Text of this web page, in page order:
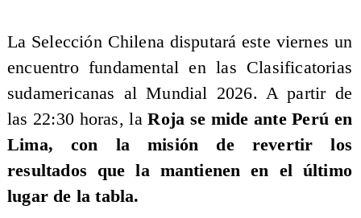
La Selección Chilena disputará este viernes un
encuentro fundamental en las Clasificatorias
sudamericanas al Mundial 2026. A partir de
las 22:30 horas, la Roja se mide ante Perú en
Lima, con la misión de revertir los
resultados que la mantienen en el último
lugar de la tabla.